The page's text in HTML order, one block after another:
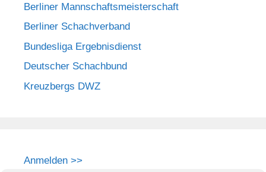
Berliner Mannschaftsmeisterschaft
Berliner Schachverband
Bundesliga Ergebnisdienst
Deutscher Schachbund
Kreuzbergs DWZ
Anmelden >>